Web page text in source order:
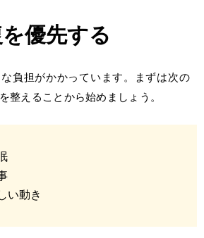
優先する
負担がかかっています。まずは次の
整えることから始めましょう。
い動き